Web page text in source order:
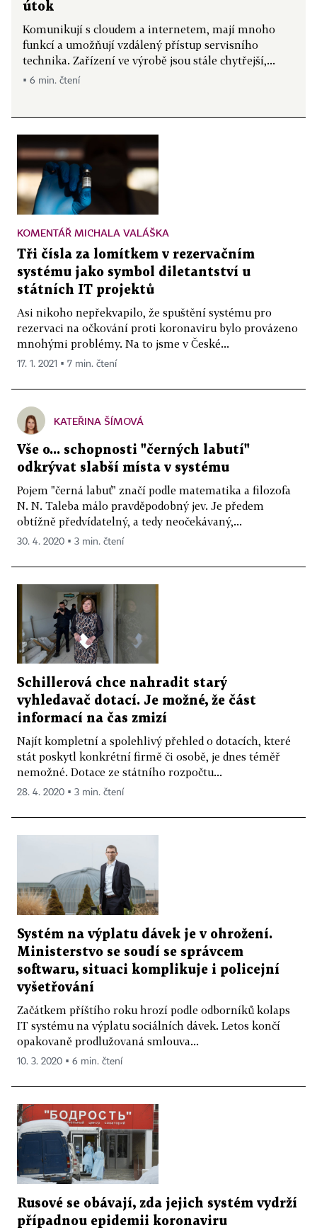
útok
Komunikují s cloudem a internetem, mají mnoho
funkcí a umožňují vzdálený přístup servisního
technika. Zařízení ve výrobě jsou stále chytřejší,...
▪ 6 min. čtení
KOMENTÁŘ MICHALA VALÁŠKA
Tři čísla za lomítkem v rezervačním
systému jako symbol diletantství u
státních IT projektů
Asi nikoho nepřekvapilo, že spuštění systému pro
rezervaci na očkování proti koronaviru bylo provázeno
mnohými problémy. Na to jsme v České...
17. 1. 2021 ▪ 7 min. čtení
KATEŘINA ŠÍMOVÁ
Vše o... schopnosti "černých labutí"
odkrývat slabší místa v systému
Pojem "černá labuť" značí podle matematika a filozofa
N. N. Taleba málo pravděpodobný jev. Je předem
obtížně předvídatelný, a tedy neočekávaný,...
30. 4. 2020 ▪ 3 min. čtení
Schillerová chce nahradit starý
vyhledavač dotací. Je možné, že část
informací na čas zmizí
Najít kompletní a spolehlivý přehled o dotacích, které
stát poskytl konkrétní firmě či osobě, je dnes téměř
nemožné. Dotace ze státního rozpočtu...
28. 4. 2020 ▪ 3 min. čtení
Systém na výplatu dávek je v ohrožení.
Ministerstvo se soudí se správcem
softwaru, situaci komplikuje i policejní
vyšetřování
Začátkem příštího roku hrozí podle odborníků kolaps
IT systému na výplatu sociálních dávek. Letos končí
opakovaně prodlužovaná smlouva...
10. 3. 2020 ▪ 6 min. čtení
Rusové se obávají, zda jejich systém vydrží
případnou epidemii koronaviru